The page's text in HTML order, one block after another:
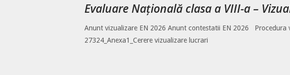
Evaluare Națională clasa a VIII-a –
Anunt vizualizare EN 2026 Anunt contestatii EN 2026 Procedura
27324_Anexa1_Cerere vizualizare lucrari